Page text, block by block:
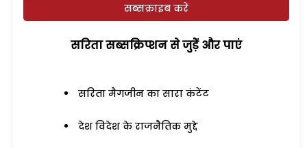
सब्सक्राइब करें
सरिता सब्सक्रिप्शन से जुड़ेें और पाएं
सरिता मैगजीन का सारा कंटेंट
देश विदेश के राजनैतिक मुद्दे